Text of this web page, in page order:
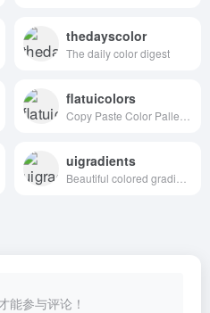
thedayscolor
The daily color digest
flatuicolors
uigradients
能参与评论！